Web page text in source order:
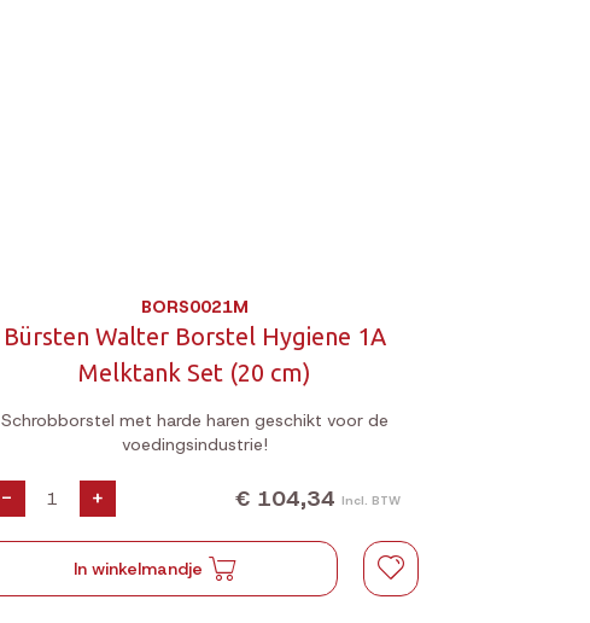
BORS0021M
Bürsten Walter Borstel Hygiene 1A
Melktank Set (20 cm)
Schrobborstel met harde haren geschikt voor de
voedingsindustrie!
- + € 104,34 Incl. BTW
In winkelmandje